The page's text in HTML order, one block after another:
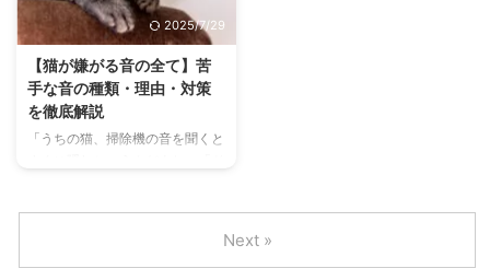
め、季節に合わせた適切な室温管
理が非常に重要になります。 し
かし、「一体何度に設定すれば良
いの？」「留守番中の温度管理は
どうすればいいの？」といった疑
問を持つ飼い主さんも多いのでは
ないでしょうか。猫は私たち人間
2025/7/29
【猫が嫌がる音の全て】苦
手な音の種類・理由・対策
を徹底解説
「うちの猫、掃除機の音を聞くと
りする姿を目にしたことはありま
Next »